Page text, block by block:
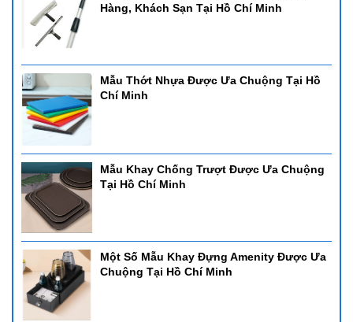
Hàng, Khách Sạn Tại Hồ Chí Minh
Mẫu Thớt Nhựa Được Ưa Chuộng Tại Hồ
Chí Minh
Mẫu Khay Chống Trượt Được Ưa Chuộng
Tại Hồ Chí Minh
Một Số Mẫu Khay Đựng Amenity Được Ưa
Chuộng Tại Hồ Chí Minh